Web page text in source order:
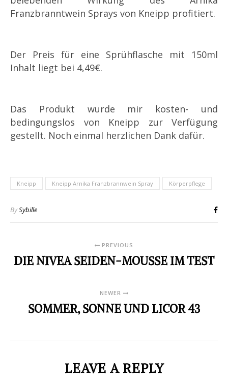
Franzbranntwein Sprays von Kneipp profitiert.
Der Preis für eine Sprühflasche mit 150ml
Inhalt liegt bei 4,49€.
Das Produkt wurde mir kosten- und
bedingungslos von Kneipp zur Verfügung
gestellt. Noch einmal herzlichen Dank dafür.
Kneipp Kneipp Arnika Franzbrannwein Spray Körperpflege
BySybille
PREVIOUS
DIE NIVEA SEIDEN-MOUSSE IM TEST
NEWER
SOMMER, SONNE UND LICOR 43
LEAVE A REPLY